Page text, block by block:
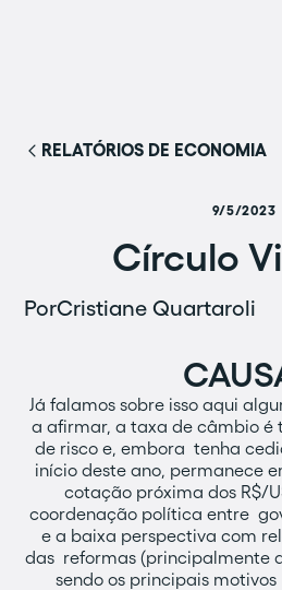
RELATÓRIOS DE ECONOMIA
9/5/2023
Círculo
PorCristiane Quartaroli
Já falamos sobre isso aqui
a afirmar, a taxa de câmbio
de risco e, embora tenha
início deste ano, permanece
cotação próxima dos R$/
coordenação política entre
e a baixa perspectiva com
das reformas (principalmente
sendo os principais